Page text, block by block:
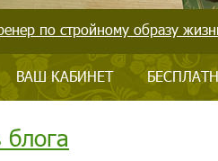
по стройному образу
ВАШ КАБИНЕТ